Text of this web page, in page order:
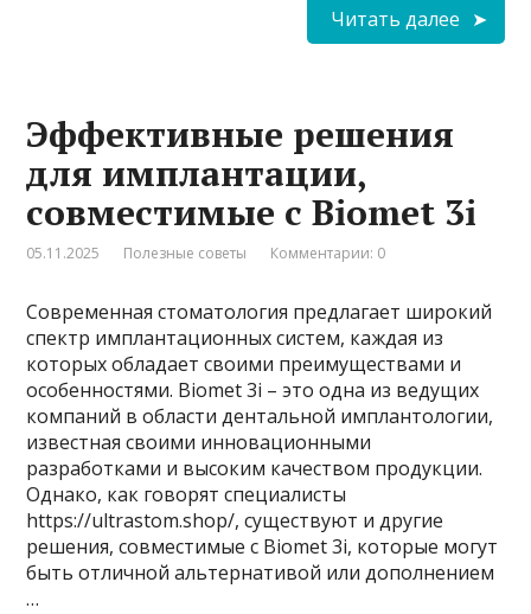
Читать далее
Эффективные решения
для имплантации,
совместимые с Biomet 3i
05.11.2025 Полезные советы Комментарии: 0
Современная стоматология предлагает широкий
спектр имплантационных систем, каждая из
которых обладает своими преимуществами и
особенностями. Biomet 3i – это одна из ведущих
компаний в области дентальной имплантологии,
известная своими инновационными
разработками и высоким качеством продукции.
Однако, как говорят специалисты
https://ultrastom.shop/, существуют и другие
решения, совместимые с Biomet 3i, которые могут
быть отличной альтернативой или дополнением
…